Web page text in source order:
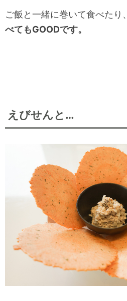
ご飯と一緒に巻いて食べたり、
べてもGOODです。
えびせんと…